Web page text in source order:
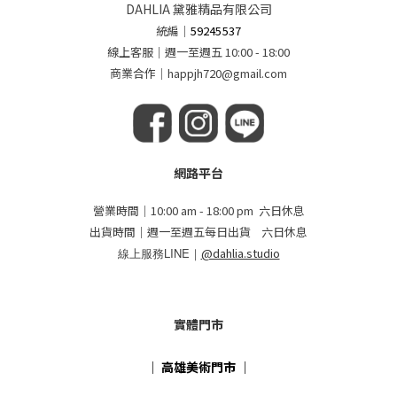
DAHLIA 黛雅精品有限公司
統編 ｜59245537
線上客服｜週一至週五 10:00 - 18:00
商業合作｜happjh720@gmail.com
網路平台
營業時間｜10:00 am - 18:00 pm 六日休息
出貨時間｜週一至週五每日出貨 六日休息
線上服務LINE｜ @dahlia.studio
實體門市
｜ 高雄美術門市 ｜